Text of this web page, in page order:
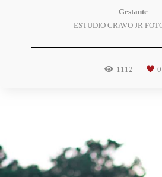
Gestante
ESTUDIO CRAVO JR
1112 0